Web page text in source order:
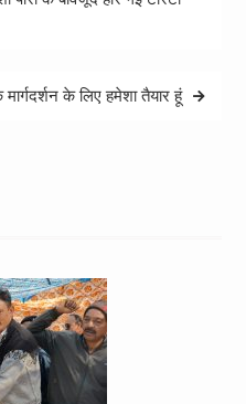
के लिए हमेशा तैयार हूं